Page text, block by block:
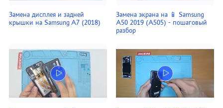
Замена дисплея и задней
крышки на Samsung A7 (2018)
Замена экрана на 📱 Samsung
A50 2019 (A505) - пошаговый
разбор